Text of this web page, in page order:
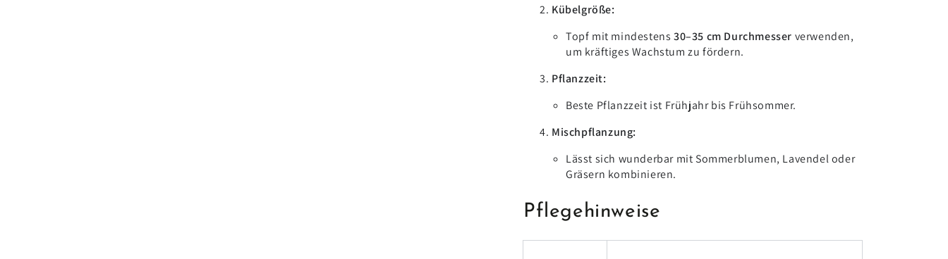
Kübelgröße:
Topf mit mindestens 30–35 cm Durchmesser verwenden,
um kräftiges Wachstum zu fördern.
Pflanzzeit:
Beste Pflanzzeit ist Frühjahr bis Frühsommer.
Mischpflanzung:
Lässt sich wunderbar mit Sommerblumen, Lavendel oder
Gräsern kombinieren.
Pflegehinweise